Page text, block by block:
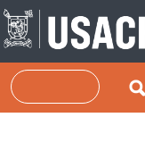
Pasar al contenido
Buscar